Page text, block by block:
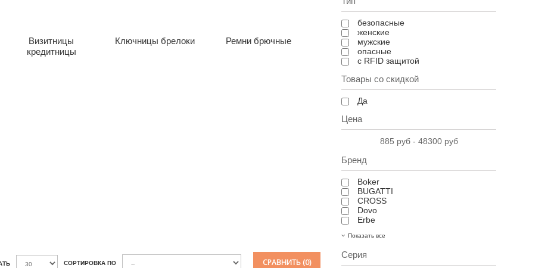
Визитницы
кредитницы
Ключницы брелоки Ремни брючные
СРАВНИТЬ (0)
СОРТИРОВКА ПО
безопасные
женские
мужские
опасные
с RFID защитой
Товары со скидкой
Да
Цена
885 руб - 48300 руб
Бренд
Boker
BUGATTI
CROSS
Dovo
Erbe
Показать все
Серия